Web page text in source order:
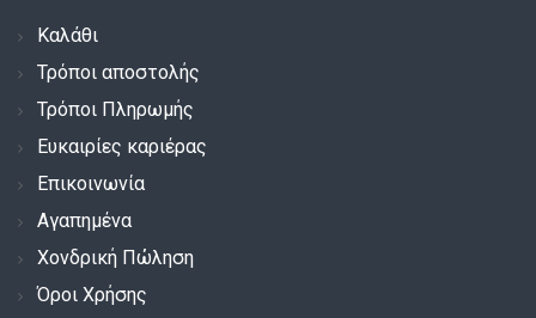
Καλάθι
Τρόποι αποστολής
Τρόποι Πληρωμής
Ευκαιρίες καριέρας
Επικοινωνία
Αγαπημένα
Χονδρική Πώληση
Όροι Χρήσης